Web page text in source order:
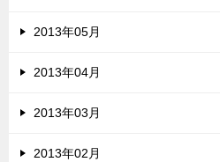
2013年05月
2013年04月
2013年03月
2013年02月